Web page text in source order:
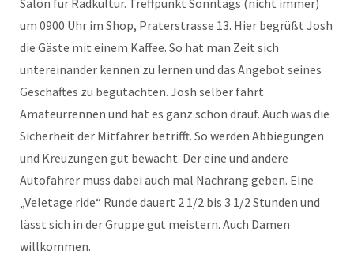
Salon für Radkultur. Treffpunkt Sonntags (nicht immer)
um 0900 Uhr im Shop, Praterstrasse 13. Hier begrüßt Josh
die Gäste mit einem Kaffee. So hat man Zeit sich
untereinander kennen zu lernen und das Angebot seines
Geschäftes zu begutachten. Josh selber fährt
Amateurrennen und hat es ganz schön drauf. Auch was die
Sicherheit der Mitfahrer betrifft. So werden Abbiegungen
und Kreuzungen gut bewacht. Der eine und andere
Autofahrer muss dabei auch mal Nachrang geben. Eine
„Veletage ride“ Runde dauert 2 1/2 bis 3 1/2 Stunden und
lässt sich in der Gruppe gut meistern. Auch Damen
willkommen.